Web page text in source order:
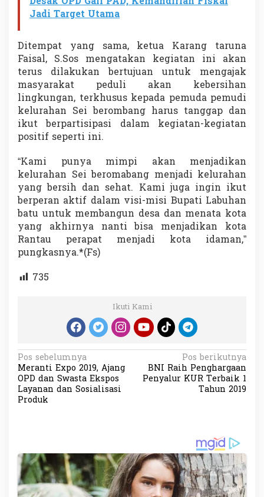
Jadi Target Utama
Ditempat yang sama, ketua Karang taruna
Faisal, S.Sos mengatakan kegiatan ini akan
terus dilakukan bertujuan untuk mengajak
masyarakat peduli akan kebersihan
lingkungan, terkhusus kepada pemuda pemudi
kelurahan Sei berombang harus tanggap dan
ikut berpartisipasi dalam kegiatan-kegiatan
positif seperti ini.
“Kami punya mimpi akan menjadikan
kelurahan Sei beromabang menjadi kelurahan
yang bersih dan sehat. Kami juga ingin ikut
berperan aktif dalam visi-misi Bupati Labuhan
batu untuk membangun desa dan menata kota
yang akhirnya nanti bisa menjadikan kota
Rantau perapat menjadi kota idaman,”
pungkasnya.*(Fs)
735
Ikuti Kami
N
a
v
s
i
Pos sebelumnya
Meranti Expo 2019, Ajang
OPD dan Swasta Ekspos
Layanan dan Sosialisasi
Produk
Pos berikutnya
BNI Raih Penghargaan
Penyalur KUR Terbaik 1
Tahun 2019